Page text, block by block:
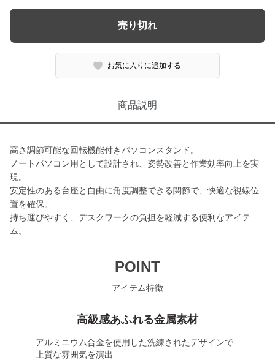
売り切れ
お気に入りに追加する
商品説明
高さ調節可能な回転機能付きパソコンスタンド。
ノートパソコン用として設計され、姿勢改善と作業効率向上を実
現。
安定性のある台座と自由に角度調整できる関節で、快適な視線位
置を確保。
持ち運びやすく、デスクワークの負担を軽減する便利なアイテ
ム。
POINT
アイテム特徴
高級感あふれる金属素材
アルミニウム合金を使用した洗練されたデザインで
上質な雰囲気を演出